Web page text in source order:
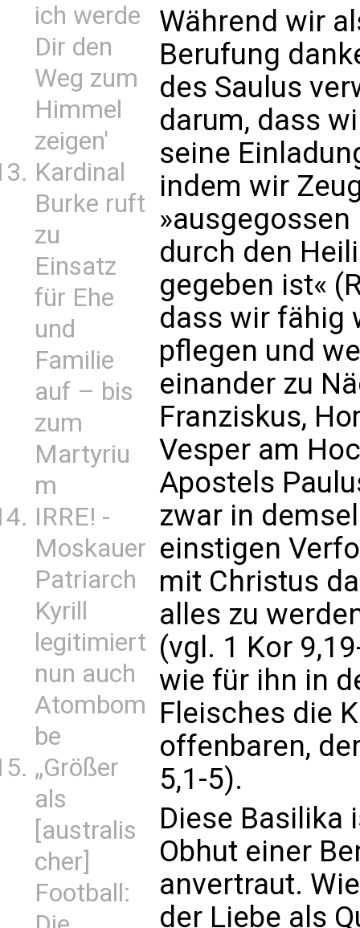
ich werde
Dir den
Weg zum
Himmel
zeigen'
Kardinal
Burke ruft
zu
Einsatz
für Ehe
und
Familie
auf – bis
zum
Martyriu
m
IRRE! -
Moskauer
Patriarch
Kyrill
legitimiert
nun auch
Atombom
be
„Größer
als
[australis
cher]
Football:
Während wir
Berufung
des Saulus
darum, dass
seine
indem wir
durch den
gegeben ist«
dass wir fähig
pflegen und
einander zu
Franziskus,
Vesper am
Apostels
zwar in
einstigen
mit Christus
alles zu
(vgl. 1 Kor
wie für ihn in
Fleisches die
offenbaren,
5,1-5).
Diese Basilika
Obhut einer
anvertraut.
der Liebe als